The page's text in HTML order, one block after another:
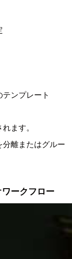
ンプレート
ます。
離またはグルー
ークフロー